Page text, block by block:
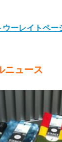
ーレイトペー
ニュース